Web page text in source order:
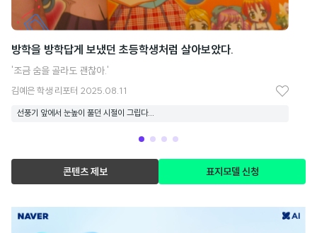
방학을 방학답게 보냈던 초등학생처럼 살아보았다.
'조금 숨을 골라도 괜찮아.'
김예은학생 리포터 2025.08.11
선풍기 앞에서 눈높이 풀던 시절이 그립다...
좋
콘텐츠 제보 표지모델 신청
광